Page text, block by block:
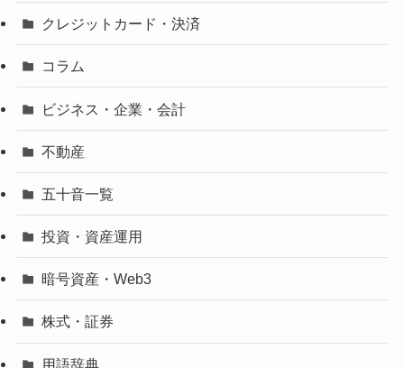
クレジットカード・決済
コラム
ビジネス・企業・会計
不動産
五十音一覧
投資・資産運用
暗号資産・Web3
株式・証券
用語辞典